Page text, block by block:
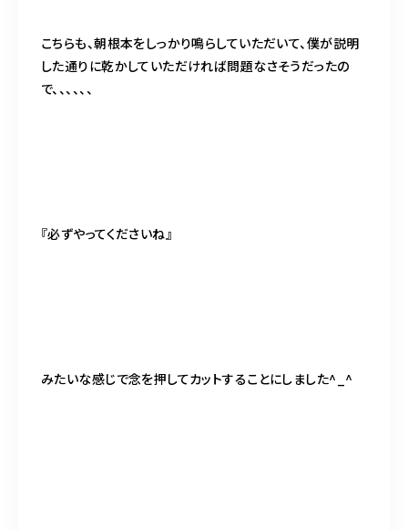
こちらも、朝根本をしっかり鳴らしていただいて、僕が説明
した通りに乾かしていただければ問題なさそうだったの
で、、、、、、
『必ずやってくださいね』
みたいな感じで念を押してカットすることにしました^_^